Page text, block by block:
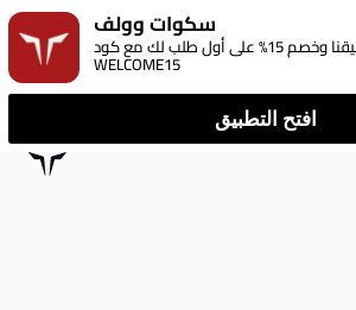
سكوات وولف
نزل تطبيقنا وخصم 15% على أول طلب لك مع كود:
WELCOME15
افتح التطبيق